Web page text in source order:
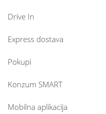
Drive In
Express dostava
Pokupi
Konzum SMART
Mobilna aplikacija